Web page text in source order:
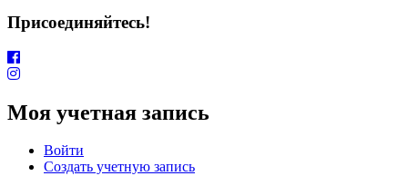
Присоединяйтесь!
Моя учетная запись
Войти
Создать учетную запись